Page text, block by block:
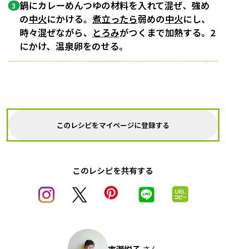
3 鍋にカレーめんつゆの材料を入れて混ぜ、強め
の中火にかける。 煮立ったら弱めの中火にし、
時々混ぜながら、 とろみがつくまで加熱する。2
にかけ、温泉卵をのせる。
このレシピをマイページに登録する
このレシピを共有する